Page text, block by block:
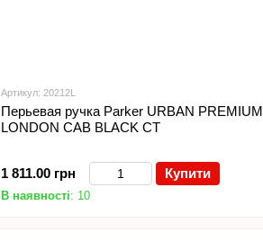
Артикул: 20212L
Перьевая ручка Parker URBAN PREMIUM
LONDON CAB BLACK CT
1 811.00 грн Купити
В наявності: 10